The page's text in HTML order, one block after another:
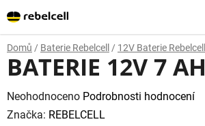
na
obsah
Domů / Baterie Rebelcell / 12V Baterie Rebelcell
BATERIE 12V 7 AH
Průměrné
hodnocení
Neohodnoceno Podrobnosti hodnocení
Značka: REBELCELL